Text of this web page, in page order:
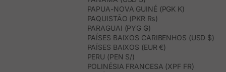
PAPUA-NOVA GUINÉ (PGK K)
PAQUISTÃO (PKR ₨)
PARAGUAI (PYG ₲)
PAÍSES BAIXOS CARIBENHOS (USD $)
PAÍSES BAIXOS (EUR €)
PERU (PEN S/)
POLINÉSIA FRANCESA (XPF FR)